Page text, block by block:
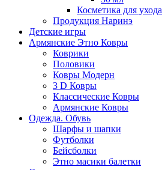
Косметика для ухода
Продукция Наринэ
Детские игры
Армянские Этно Ковры
Коврики
Половики
Ковры Модерн
3 D Ковры
Классические Ковры
Армянские Ковры
Одежда. Обувь
Шарфы и шапки
Футболки
Бейсболки
Этно масики балетки